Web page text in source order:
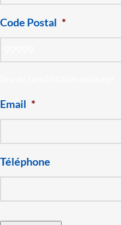
Code Postal *
Email *
Téléphone